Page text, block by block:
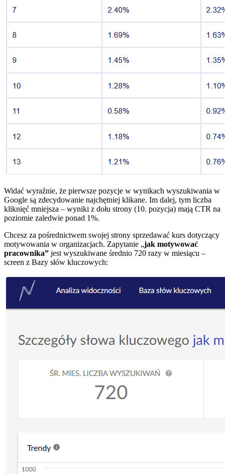
Widać wyraźnie, że pierwsze pozycje w wynikach wyszukiwania w
Google są zdecydowanie najchętniej klikane. Im dalej, tym liczba
kliknięć mniejsza – wyniki z dołu strony (10. pozycja) mają CTR na
poziomie zaledwie ponad 1%.
Chcesz za pośrednictwem swojej strony sprzedawać kurs dotyczący
motywowania w organizacjach. Zapytanie „jak motywować
pracownika” jest wyszukiwane średnio 720 razy w miesiącu –
screen z Bazy słów kluczowych: